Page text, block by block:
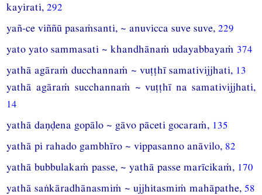
kayirati,292
yañ-ce viññū pasaṁsanti, ~ anuvicca suve suve,229
yato yato sammasati ~ khandhānaṁ udayabbayaṁ 374
yathā agāraṁ ducchannaṁ ~ vuṭṭhī samativijjhati, 13
yathā agāraṁ succhannaṁ ~ vuṭṭhī na samativijjhati,
14
yathā daṇḍena gopālo ~ gāvo pāceti gocaraṁ, 135
yathā pi rahado gambhīro ~ vippasanno anāvilo, 82
yathā bubbulakaṁ passe, ~ yathā passe marīcikaṁ, 170
yathā saṅkāradhānasmiṁ ~ ujjhitasmiṁ mahāpathe, 58